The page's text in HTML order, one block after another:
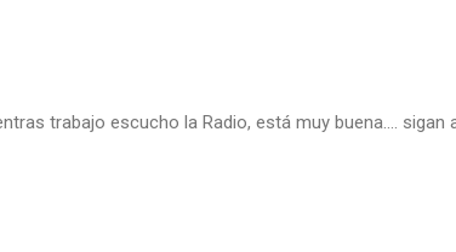
trabajo escucho la Radio, está muy buena.... sigan